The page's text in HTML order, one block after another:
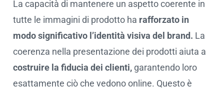
La capacità di mantenere un aspetto coerente in
tutte le immagini di prodotto ha rafforzato in
modo significativo l’identità visiva del brand. La
coerenza nella presentazione dei prodotti aiuta a
costruire la fiducia dei clienti, garantendo loro
esattamente ciò che vedono online. Questo è